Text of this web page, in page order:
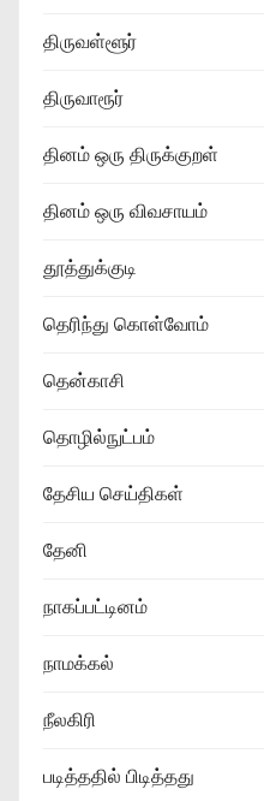
திருவள்ளூர்
திருவாரூர்
தினம் ஒரு திருக்குறள்
தினம் ஒரு விவசாயம்
தூத்துக்குடி
தெரிந்து கொள்வோம்
தென்காசி
தொழில்நுட்பம்
தேசிய செய்திகள்
தேனி
நாகப்பட்டினம்
நாமக்கல்
நீலகிரி
படித்ததில் பிடித்தது